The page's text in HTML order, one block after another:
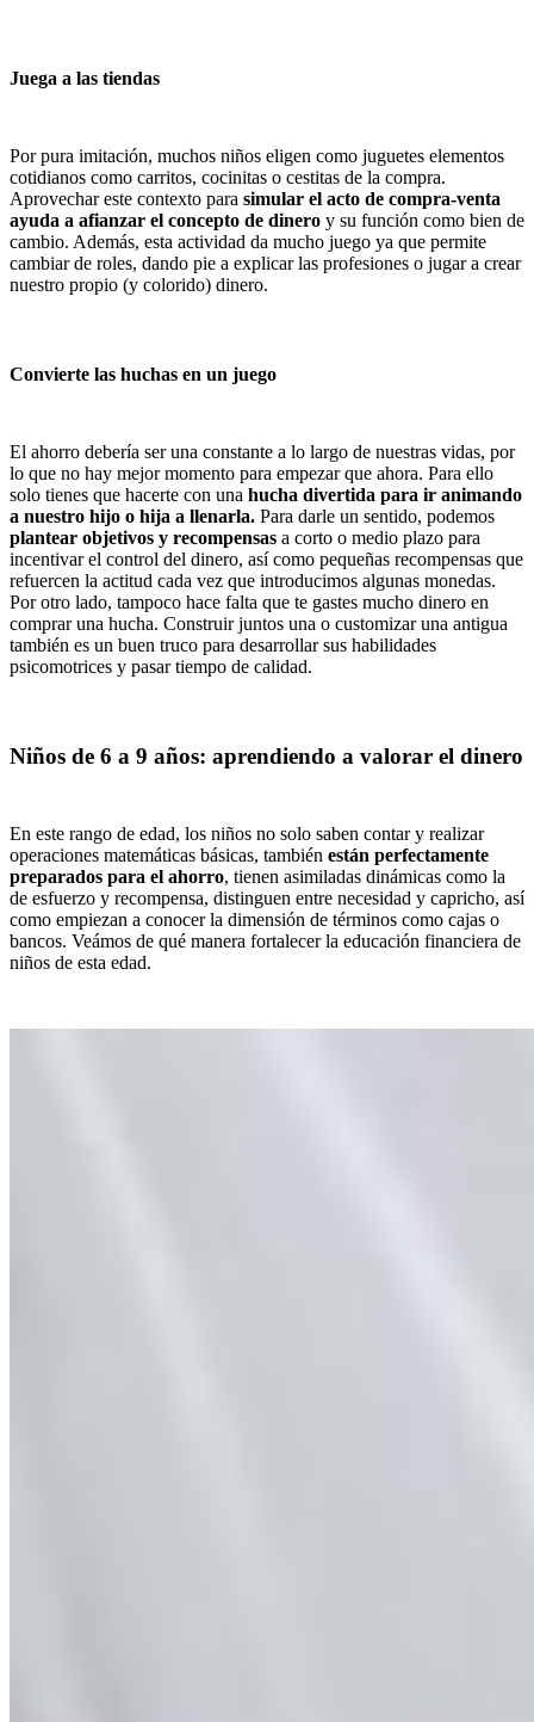
Juega a las tiendas
Por pura imitación, muchos niños eligen como juguetes elementos
cotidianos como carritos, cocinitas o cestitas de la compra.
Aprovechar este contexto para simular el acto de compra-venta
ayuda a afianzar el concepto de dinero y su función como bien de
cambio. Además, esta actividad da mucho juego ya que permite
cambiar de roles, dando pie a explicar las profesiones o jugar a crear
nuestro propio (y colorido) dinero.
Convierte las huchas en un juego
El ahorro debería ser una constante a lo largo de nuestras vidas, por
lo que no hay mejor momento para empezar que ahora. Para ello
solo tienes que hacerte con una hucha divertida para ir animando
a nuestro hijo o hija a llenarla. Para darle un sentido, podemos
plantear objetivos y recompensas a corto o medio plazo para
incentivar el control del dinero, así como pequeñas recompensas que
refuercen la actitud cada vez que introducimos algunas monedas.
Por otro lado, tampoco hace falta que te gastes mucho dinero en
comprar una hucha. Construir juntos una o customizar una antigua
también es un buen truco para desarrollar sus habilidades
psicomotrices y pasar tiempo de calidad.
Niños de 6 a 9 años: aprendiendo a valorar el dinero
En este rango de edad, los niños no solo saben contar y realizar
operaciones matemáticas básicas, también están perfectamente
preparados para el ahorro, tienen asimiladas dinámicas como la
de esfuerzo y recompensa, distinguen entre necesidad y capricho, así
como empiezan a conocer la dimensión de términos como cajas o
bancos. Veámos de qué manera fortalecer la educación financiera de
niños de esta edad.